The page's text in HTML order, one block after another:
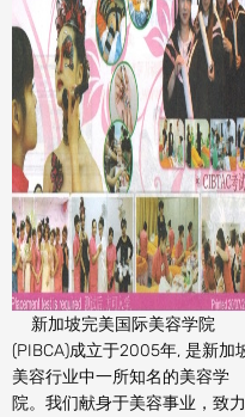
新加坡完美国际美容学院
(PIBCA)成立于2005年, 是新加
美容行业中一所知名的美容学
院。我们献身于美容事业，致力